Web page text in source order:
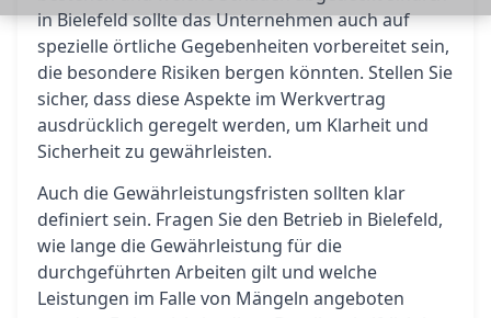
in Bielefeld sollte das Unternehmen auch auf
spezielle örtliche Gegebenheiten vorbereitet sein,
die besondere Risiken bergen könnten. Stellen Sie
sicher, dass diese Aspekte im Werkvertrag
ausdrücklich geregelt werden, um Klarheit und
Sicherheit zu gewährleisten.
Auch die Gewährleistungsfristen sollten klar
definiert sein. Fragen Sie den Betrieb in Bielefeld,
wie lange die Gewährleistung für die
durchgeführten Arbeiten gilt und welche
Leistungen im Falle von Mängeln angeboten